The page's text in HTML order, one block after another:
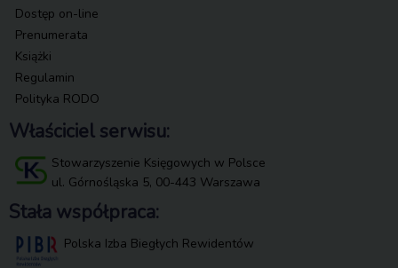
Dostęp on-line
Prenumerata
Książki
Regulamin
Polityka RODO
Właściciel serwisu:
Stowarzyszenie Księgowych w Polsce
ul. Górnośląska 5, 00-443 Warszawa
Stała współpraca:
Polska Izba Biegłych Rewidentów